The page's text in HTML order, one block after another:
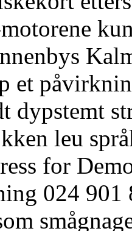
et
dypstemt
leu
for
024 901